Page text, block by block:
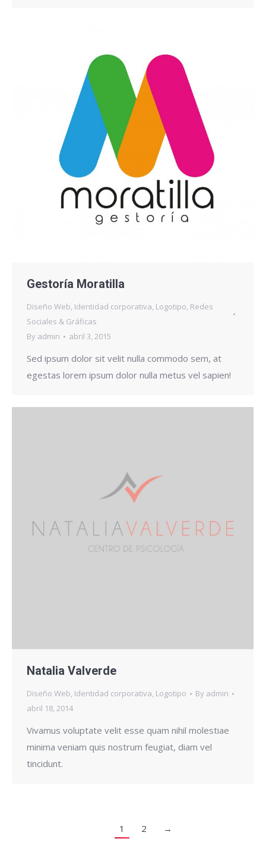
Gestoría Moratilla
Diseño Web, Identidad corporativa, Logotipo, Redes
Sociales & Gráficas
By admin abril 3, 2015
Sed ipsum dolor sit velit nulla commodo sem, at
egestas lorem ipsum dolor nulla metus vel sapien!
Natalia Valverde
Diseño Web, Identidad corporativa, Logotipo By admin
abril 18, 2014
Vivamus voluptate velit esse quam nihil molestiae
minima veniam quis nostrum feugiat, diam vel
tincidunt.
1 2 →